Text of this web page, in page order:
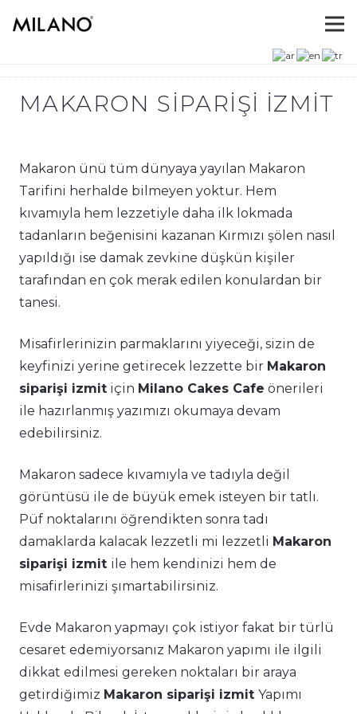
MAKARON SIPARIŞI IZMIT
Makaron ünü tüm dünyaya yayılan Makaron
Tarifini herhalde bilmeyen yoktur. Hem
kıvamıyla hem lezzetiyle daha ilk lokmada
tadanların beğenisini kazanan Kırmızı şölen nasıl
yapıldığı ise damak zevkine düşkün kişiler
tarafından en çok merak edilen konulardan bir
tanesi.
Misafirlerinizin parmaklarını yiyeceği, sizin de
keyfinizi yerine getirecek lezzette bir Makaron
siparişi izmit için Milano Cakes Cafe önerileri
ile hazırlanmış yazımızı okumaya devam
edebilirsiniz.
Makaron sadece kıvamıyla ve tadıyla değil
görüntüsü ile de büyük emek isteyen bir tatlı.
Püf noktalarını öğrendikten sonra tadı
damaklarda kalacak lezzetli mi lezzetli Makaron
siparişi izmit ile hem kendinizi hem de
misafirlerinizi şımartabilirsiniz.
Evde Makaron yapmayı çok istiyor fakat bir türlü
cesaret edemiyorsanız Makaron yapımı ile ilgili
dikkat edilmesi gereken noktaları bir araya
getirdiğimiz Makaron siparişi izmit Yapımı